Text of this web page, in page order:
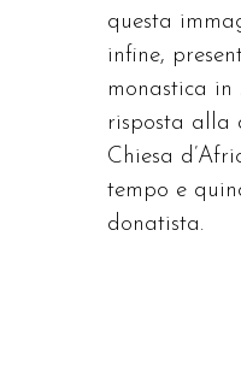
questa
infine,
monastica in
risposta alla
Chiesa
tempo e
donatista.